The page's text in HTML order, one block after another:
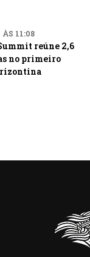
11:08
reúne 2,6
no primeiro